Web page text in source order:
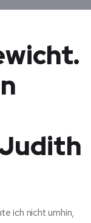
ich nicht umhin,